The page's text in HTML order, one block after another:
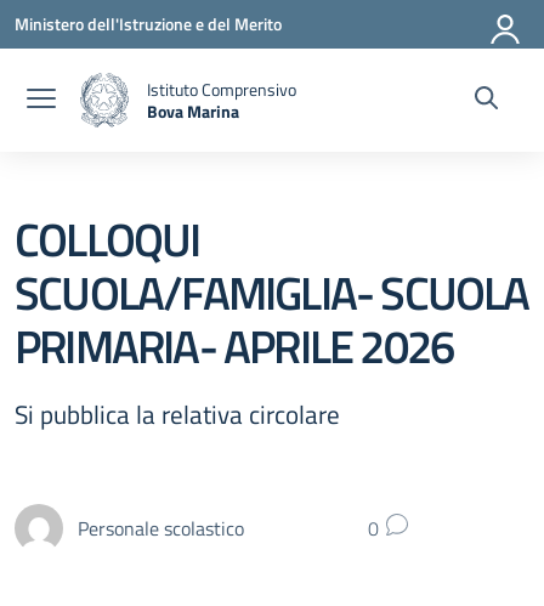
Vai ai contenuti
Vai al menu di navigazione
Vai al footer
Ministero dell'Istruzione e del Merito
Istituto Comprensivo
Bova Marina
COLLOQUI
SCUOLA/FAMIGLIA- SCUOLA
PRIMARIA- APRILE 2026
Si pubblica la relativa circolare
Personale scolastico 0